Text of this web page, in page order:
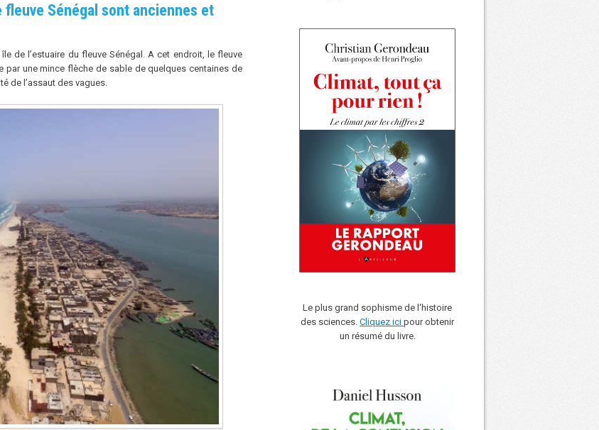
Sénégal sont anciennes et
de l’estuaire du fleuve Sénégal. A cet endroit, le fleuve
par une mince flèche de sable de quelques centaines de
de l’assaut des vagues.
Le plus grand sophisme de l'histoire
des sciences. Cliquez ici pour obtenir
un résumé du livre.